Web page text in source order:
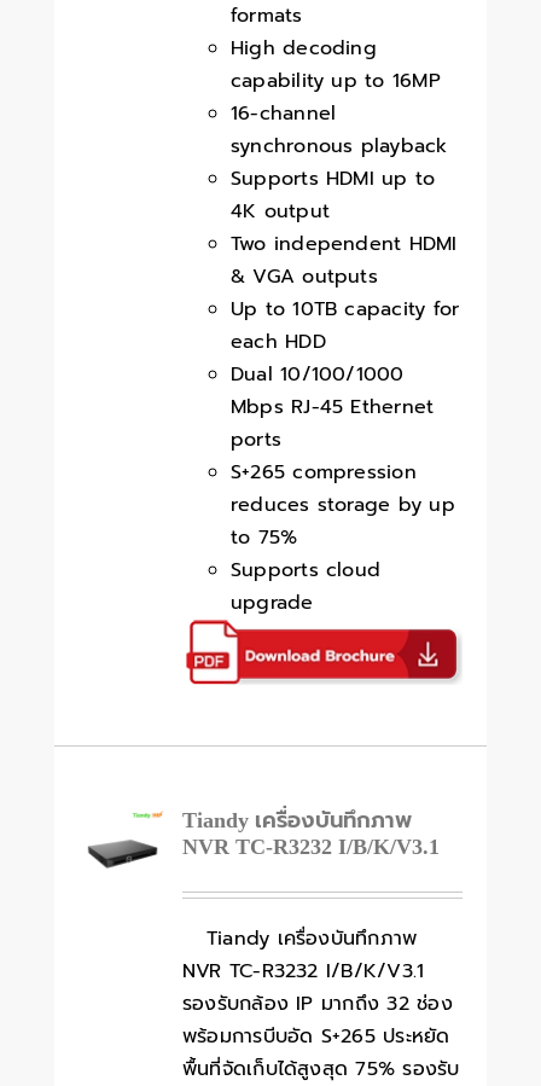
formats
High decoding
capability up to 16MP
16-channel
synchronous playback
Supports HDMI up to
4K output
Two independent HDMI
& VGA outputs
Up to 10TB capacity for
each HDD
Dual 10/100/1000
Mbps RJ-45 Ethernet
ports
S+265 compression
reduces storage by up
to 75%
Supports cloud
upgrade
Tiandy เครื่องบันทึกภาพ
NVR TC-R3232 I/B/K/V3.1
Tiandy เครื่องบันทึกภาพ
NVR TC-R3232 I/B/K/V3.1
รองรับกล้อง IP มากถึง 32 ช่อง
พร้อมการบีบอัด S+265 ประหยัด
พื้นที่จัดเก็บได้สูงสุด 75% รองรับ